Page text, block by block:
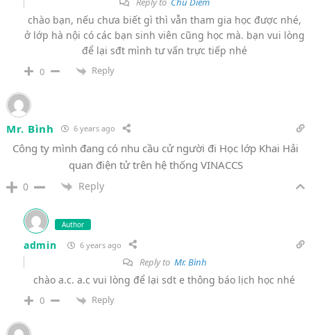
chào bạn, nếu chưa biết gì thì vẫn tham gia học được nhé,
ở lớp hà nội có các bạn sinh viên cũng học mà. bạn vui lòng
để lại sđt mình tư vấn trực tiếp nhé
0 Reply
Mr. Bình 6 years ago
Công ty mình đang có nhu cầu cử người đi Học lớp Khai Hải
quan điện tử trên hệ thống VINACCS
0 Reply
Author
admin 6 years ago
Reply to Mr. Bình
chào a.c. a.c vui lòng để lại sdt e thông báo lịch học nhé
0 Reply